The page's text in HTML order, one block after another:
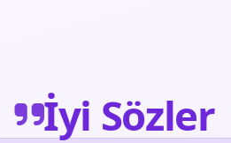
İyi Sözler